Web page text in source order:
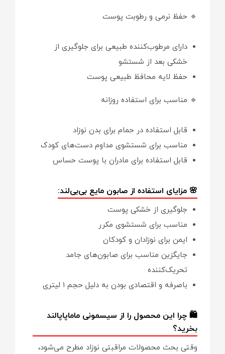
🔹 حفظ نرمی و رطوبت پوست
دارای مرطوب‌کننده طبیعی برای جلوگیری از
خشکی بعد از شستشو
حفظ لایه محافظ طبیعی پوست
🔹 مناسب برای استفاده روزانه
قابل استفاده در حمام برای بدن نوزاد
مناسب برای شستشوی مداوم دست‌های کودک
قابل استفاده برای مادران با پوست حساس
🌸 مزایای استفاده از صابون مایع بی‌بی‌لند:
جلوگیری از خشکی پوست
مناسب برای شستشوی مکرر
ایمن برای نوزادان و کودکان
جایگزین مناسب برای صابون‌های جامد
تحریک‌کننده
باصرفه و اقتصادی بودن به دلیل حجم ۱ لیتری
🛍️ چرا این محصول را از سیسمونی ماماپاپالند
بخرید؟
وقتی بحث محصولات مراقبتی نوزاد مطرح می‌شود،